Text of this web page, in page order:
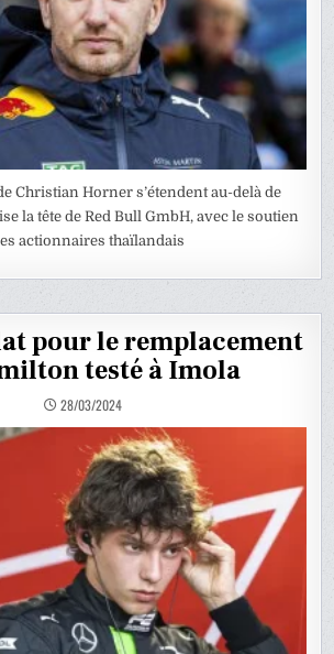
Christian Horner s’étendent au-delà de
la tête de Red Bull GmbH, avec le soutien
actionnaires thaïlandais
pour le remplacement
testé à Imola
28/03/2024